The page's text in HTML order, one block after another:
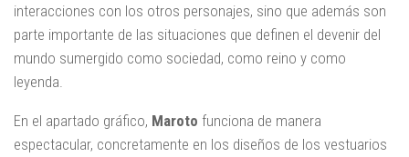
interacciones con los otros personajes, sino que además son
parte importante de las situaciones que definen el devenir del
mundo sumergido como sociedad, como reino y como
leyenda.
En el apartado gráfico, Maroto funciona de manera
espectacular, concretamente en los diseños de los vestuarios